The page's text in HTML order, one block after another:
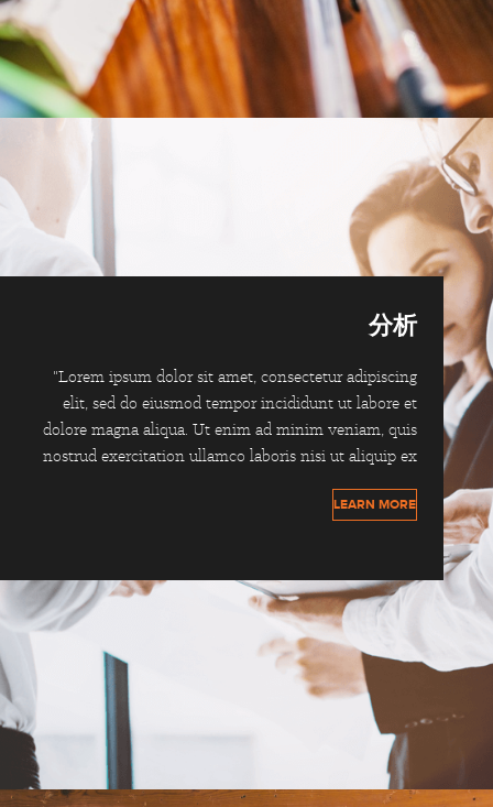
分析
"Lorem ipsum dolor sit amet, consectetur adipiscing
elit, sed do eiusmod tempor incididunt ut labore et
dolore magna aliqua. Ut enim ad minim veniam, quis
nostrud exercitation ullamco laboris nisi ut aliquip ex
LEARN MORE